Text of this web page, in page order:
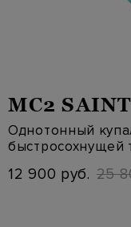
MC2
Однотонный
быстросохнущей
12 900 руб. 25